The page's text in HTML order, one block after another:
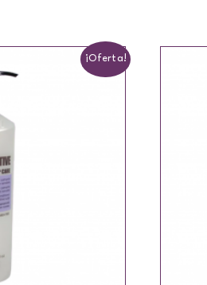
¡Oferta!